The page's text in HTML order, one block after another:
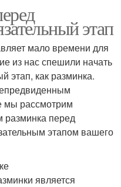
этап
мало времени для
из нас спешили начать
этап, как разминка.
мы рассмотрим
перед
этапом вашего
является